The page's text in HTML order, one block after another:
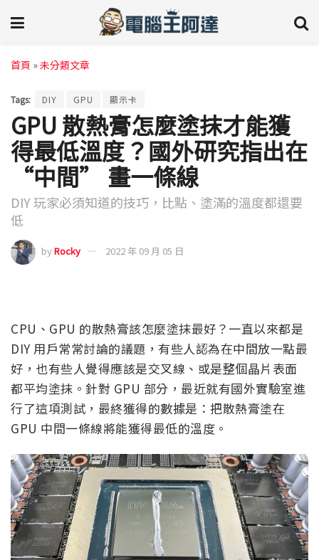
首頁 »未分類文章
Tags: DIY GPU 顯示卡
GPU 散熱膏怎麼塗抹才能獲
得最低溫度？國外研究指出在
“中間” 畫一條線
DIY 玩家必須知道的技巧，比點、塗滿的溫度都還要
低
byRocky 2022 年 09 月 05 日
CPU、GPU 的散熱膏該怎麼塗抹最好？一直以來都是
DIY 用戶常常討論的議題，有些人認為在中間放一點最
好，也有些人覺得應該是交叉線、或是整個晶片表面
都平均塗抹。針對 GPU 部分，最近就有國外實驗室進
行了這項測試，最終獲得的數據是：把散熱膏塗在
GPU 中間一條線將能獲得最低的溫度。